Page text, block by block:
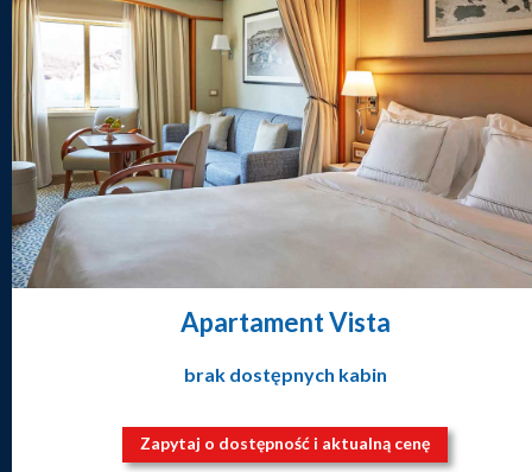
Apartament Vista
brak dostępnych kabin
Zapytaj o dostępność i aktualną cenę